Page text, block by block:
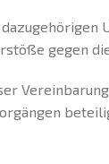
gegen